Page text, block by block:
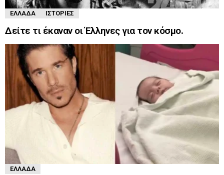
ΕΛΛΆΔΑ ΙΣΤΟΡΊΕΣ
Δείτε τι έκαναν οι Έλληνες για τον κόσμο.
ΕΛΛΆΔΑ